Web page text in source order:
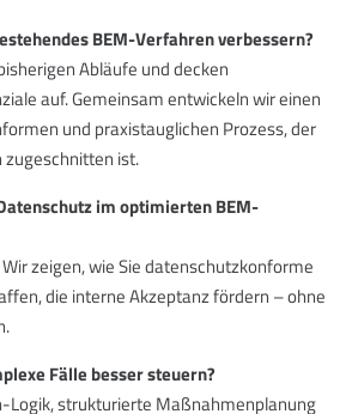
BEM-Verfahren verbessern?
Abläufe und decken
auf. Gemeinsam entwickeln wir einen
und praxistauglichen Prozess, der
ist.
im optimierten BEM-
zeigen, wie Sie datenschutzkonforme
die interne Akzeptanz fördern – ohne
Fälle besser steuern?
Logik, strukturierte Maßnahmenplanung